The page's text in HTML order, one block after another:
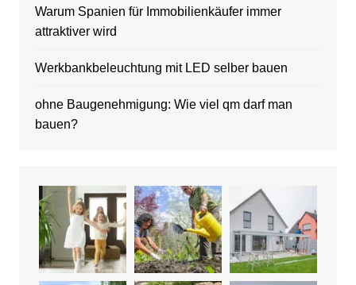
Warum Spanien für Immobilienkäufer immer
attraktiver wird
Werkbankbeleuchtung mit LED selber bauen
ohne Baugenehmigung: Wie viel qm darf man
bauen?